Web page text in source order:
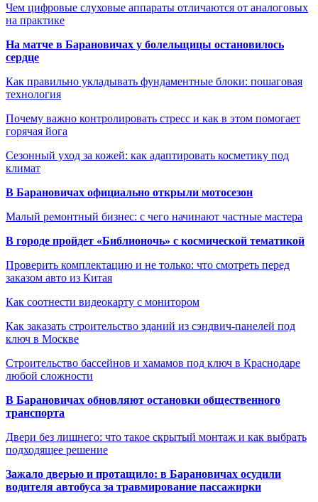
Чем цифровые слуховые аппараты отличаются от аналоговых
на практике
На матче в Барановичах у болельщицы остановилось
сердце
Как правильно укладывать фундаментные блоки: пошаговая
технология
Почему важно контролировать стресс и как в этом помогает
горячая йога
Сезонный уход за кожей: как адаптировать косметику под
климат
В Барановичах официально открыли мотосезон
Малый ремонтный бизнес: с чего начинают частные мастера
В городе пройдет «Библионочь» с космической тематикой
Проверить комплектацию и не только: что смотреть перед
заказом авто из Китая
Как соотнести видеокарту с монитором
Как заказать строительство зданий из сэндвич-панелей под
ключ в Москве
Строительство бассейнов и хамамов под ключ в Краснодаре
любой сложности
В Барановичах обновляют остановки общественного
транспорта
Двери без лишнего: что такое скрытый монтаж и как выбрать
подходящее решение
Зажало дверью и протащило: в Барановичах осудили
водителя автобуса за травмирование пассажирки